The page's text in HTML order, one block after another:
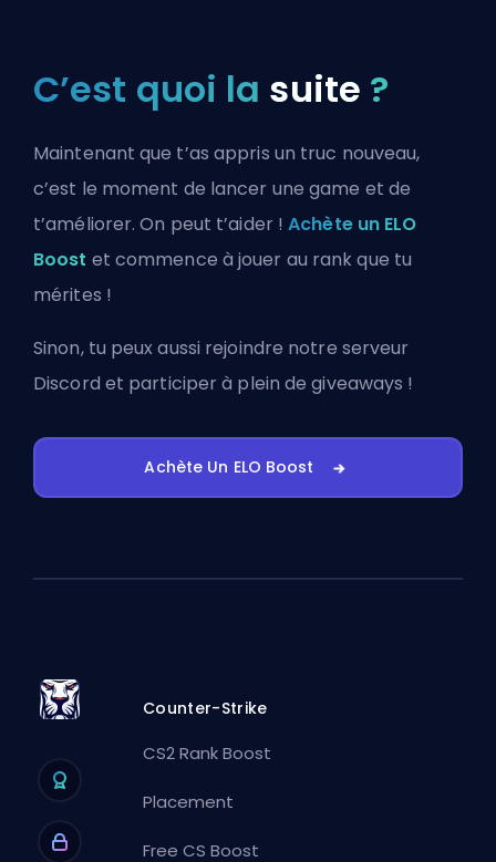
C’est quoi la suite ?
Maintenant que t’as appris un truc nouveau,
c’est le moment de lancer une game et de
t’améliorer. On peut t’aider !Achète un ELO
Boost et commence à jouer au rank que tu
mérites !
Sinon, tu peux aussi rejoindre notre serveur
Discord et participer à plein de giveaways !
Achète Un ELO Boost
Counter-Strike
CS2 Rank Boost
Placement
Free CS Boost